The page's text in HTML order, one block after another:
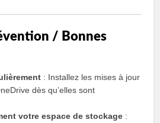
/ Bonnes
: Installez les mises à jour
dès qu’elles sont
votre espace de stockage :